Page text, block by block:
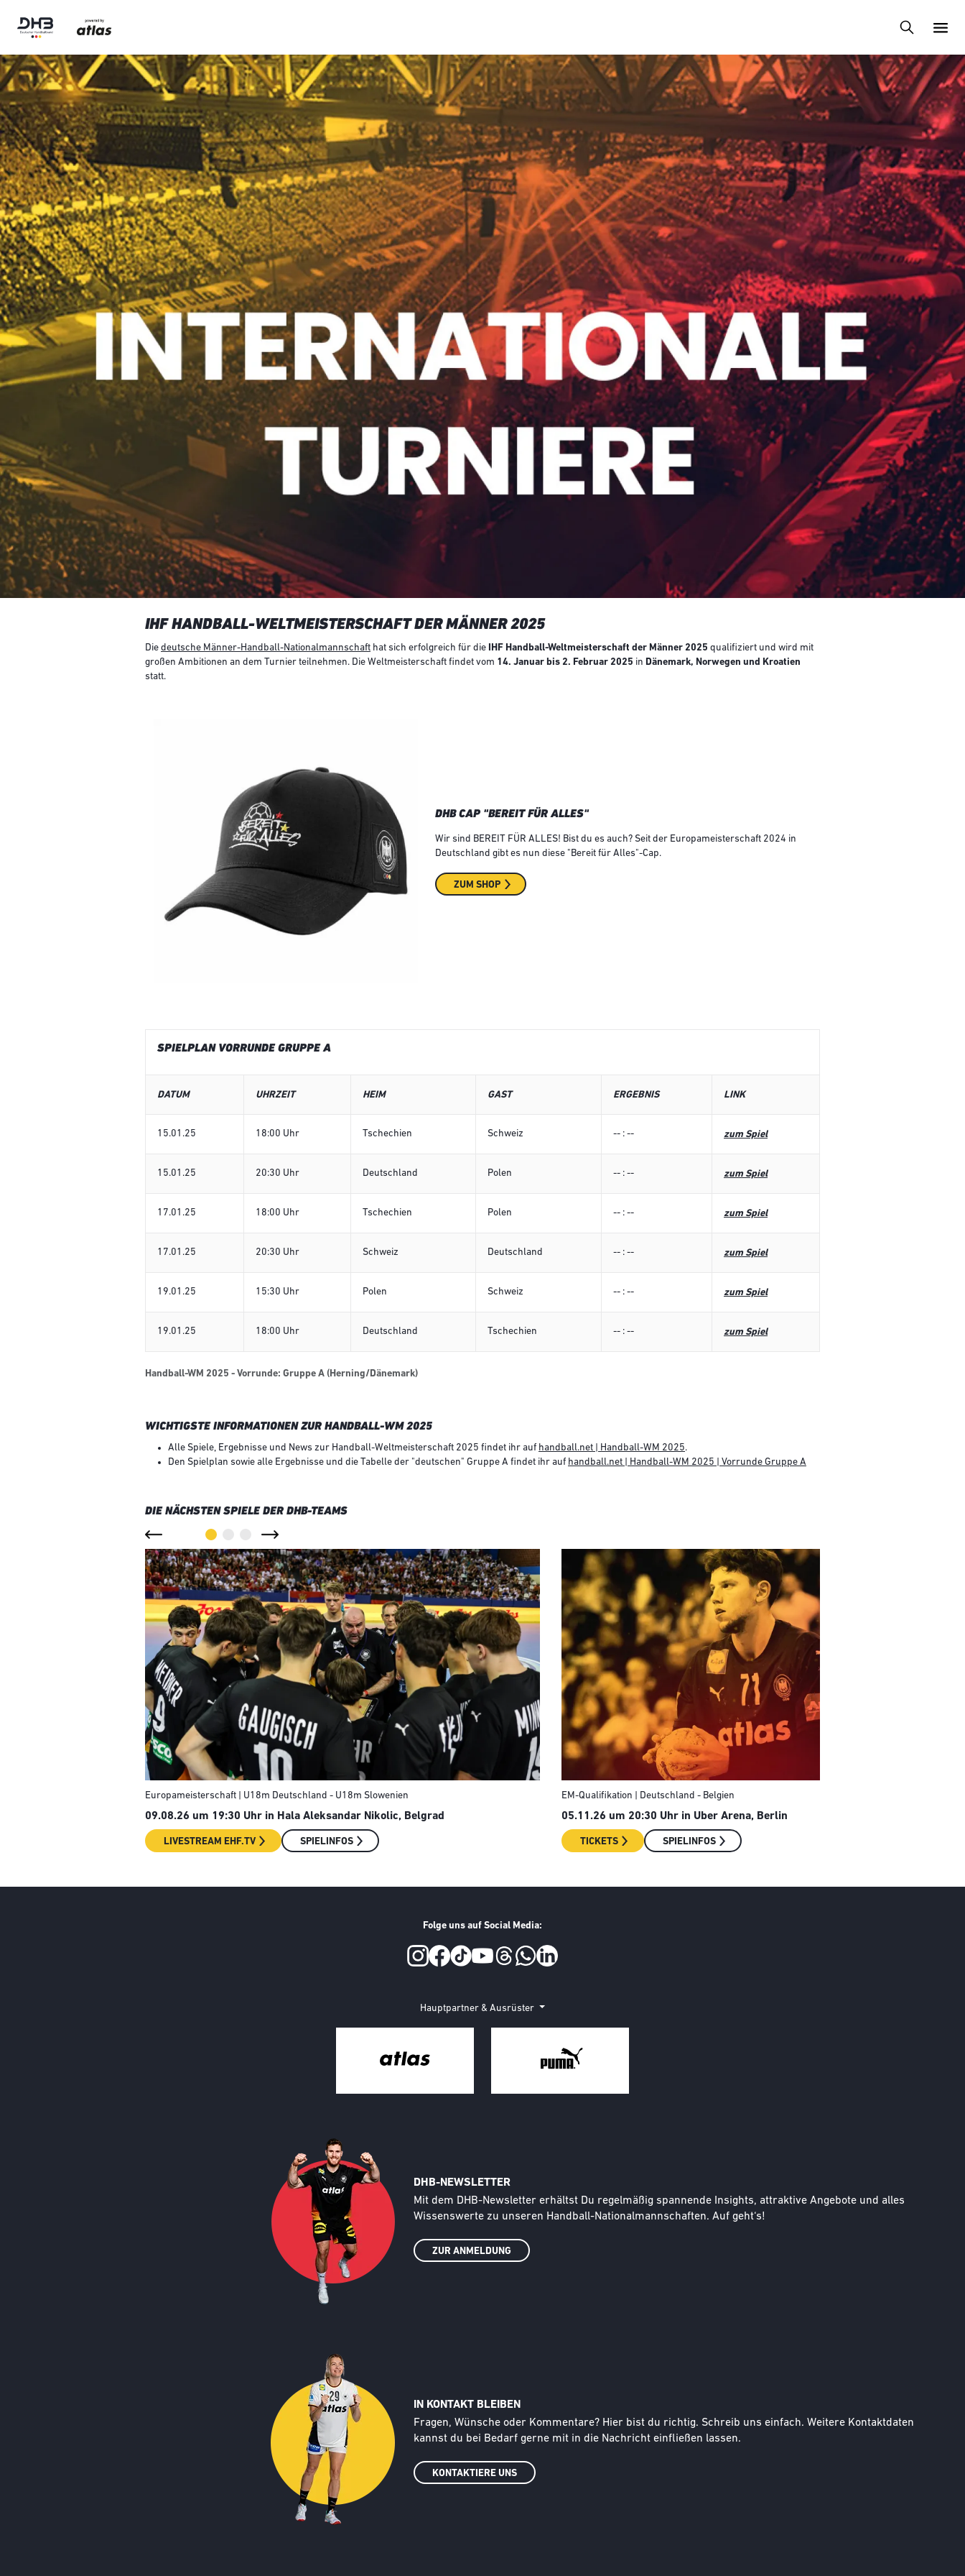
IHF HANDBALL-WELTMEISTERSCHAFT DER MÄNNER 2025
Die deutsche Männer-Handball-Nationalmannschaft hat sich erfolgreich für die IHF Handball-Weltmeisterschaft der Männer 2025 qualifiziert und wird mit
großen Ambitionen an dem Turnier teilnehmen. Die Weltmeisterschaft findet vom 14. Januar bis 2. Februar 2025 in Dänemark, Norwegen und Kroatien
statt.
DHB CAP "BEREIT FÜR ALLES"
Wir sind BEREIT FÜR ALLES! Bist du es auch? Seit der Europameisterschaft 2024 in
Deutschland gibt es nun diese "Bereit für Alles"-Cap.
ZUM SHOP
Handball-WM 2025 - Vorrunde: Gruppe A (Herning/Dänemark)
SPIELPLAN VORRUNDE GRUPPE A
DATUM UHRZEIT HEIM GAST ERGEBNIS LINK
15.01.25 18:00 Uhr Tschechien Schweiz -- : -- zum Spiel
15.01.25 20:30 Uhr Deutschland Polen -- : -- zum Spiel
17.01.25 18:00 Uhr Tschechien Polen -- : -- zum Spiel
17.01.25 20:30 Uhr Schweiz Deutschland -- : -- zum Spiel
19.01.25 15:30 Uhr Polen Schweiz -- : -- zum Spiel
19.01.25 18:00 Uhr Deutschland Tschechien -- : -- zum Spiel
WICHTIGSTE INFORMATIONEN ZUR HANDBALL-WM 2025
Alle Spiele, Ergebnisse und News zur Handball-Weltmeisterschaft 2025 findet ihr auf handball.net | Handball-WM 2025.
Den Spielplan sowie alle Ergebnisse und die Tabelle der "deutschen" Gruppe A findet ihr auf handball.net | Handball-WM 2025 | Vorrunde Gruppe A
DIE NÄCHSTEN SPIELE DER DHB-TEAMS
Europameisterschaft | U18m Deutschland - U18m Slowenien
09.08.26 um 19:30 Uhr in Hala Aleksandar Nikolic, Belgrad
LIVESTREAM EHF.TV SPIELINFOS
EM-Qualifikation | Deutschland - Belgien
05.11.26 um 20:30 Uhr in Uber Arena, Berlin
TICKETS SPIELINFOS
Folge uns auf Social Media:
Hauptpartner & Ausrüster
DHB-NEWSLETTER
Text
Mit dem DHB-Newsletter erhältst Du regelmäßig spannende Insights, attraktive Angebote und alles
Wissenswerte zu unseren Handball-Nationalmannschaften. Auf geht‘s!
ZUR ANMELDUNG
IN KONTAKT BLEIBEN
Text
Fragen, Wünsche oder Kommentare? Hier bist du richtig. Schreib uns einfach. Weitere Kontaktdaten
kannst du bei Bedarf gerne mit in die Nachricht einfließen lassen.
KONTAKTIERE UNS